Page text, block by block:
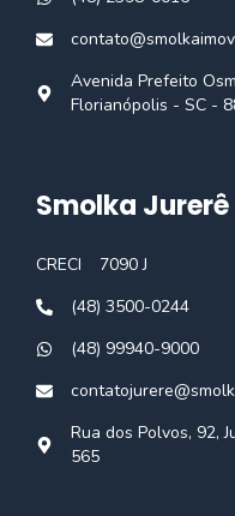
Avenida Prefeito
Florianópolis - SC -
Smolka Jurerê
CRECI
7090 J
(48) 3500-0244
(48) 99940-9000
Rua dos Polvos, 92,
565